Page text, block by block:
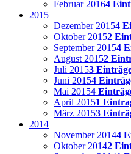
Februar 20164
2015
Dezember 20154
Oktober 20152
September 20154
August 20152
Juli 20153
Juni 20154
Mai 20154
April 20151
März 20153
2014
November 20144
Oktober 20142